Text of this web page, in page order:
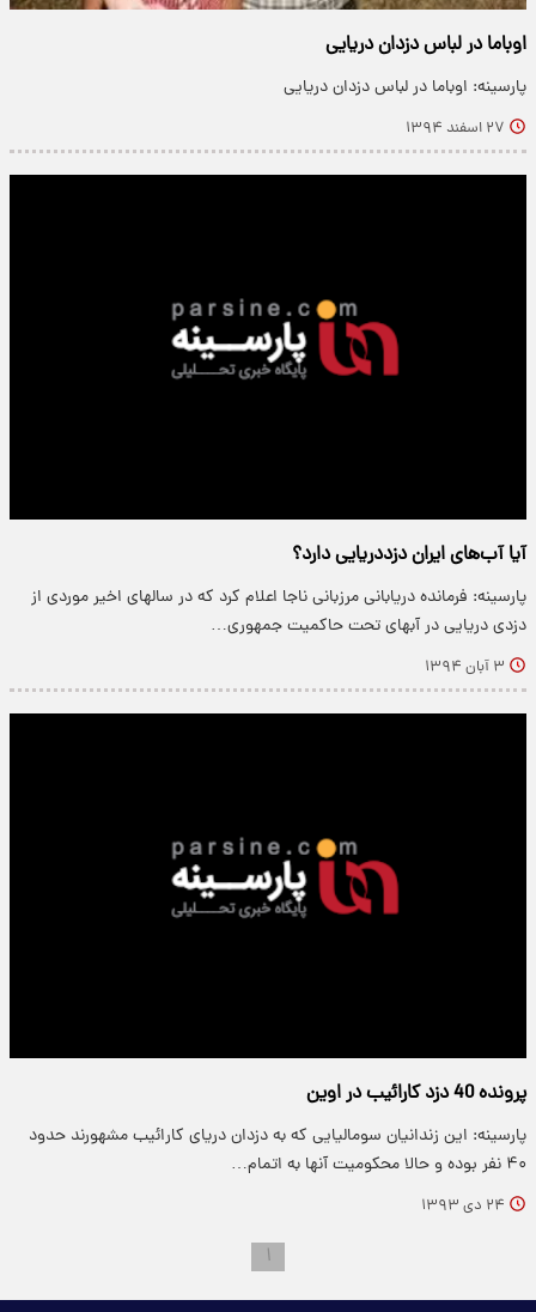
اوباما در لباس دزدان دریایی
پارسینه: اوباما در لباس دزدان دریایی
۲۷ اسفند ۱۳۹۴
آیا آب‌های ایران دزددریایی دارد؟
پارسینه: فرمانده دریابانی مرزبانی ناجا اعلام کرد که در سالهای اخیر موردی از
دزدی دریایی در آبهای تحت حاکمیت جمهوری…
۳ آبان ۱۳۹۴
پرونده 40 دزد کارائیب در اوین
پارسینه: این زندانیان سومالیایی که به دزدان دریای کارائیب مشهورند حدود
۴۰ نفر بوده و حالا محکومیت آنها به اتمام…
۲۴ دی ۱۳۹۳
۱